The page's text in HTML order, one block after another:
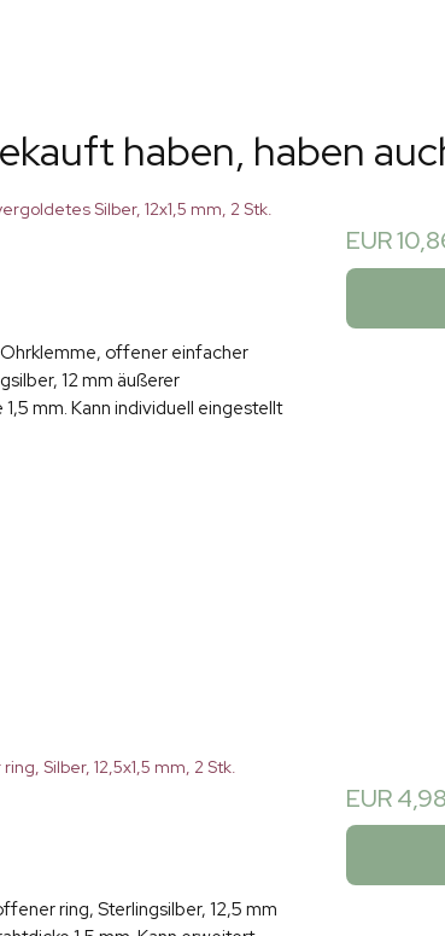
haben, haben
Silber, 12x1,5 mm, 2 Stk.
offener einfacher
12 mm äußerer
mm. Kann individuell eingestellt
EUR
Silber, 12,5x1,5 mm, 2 Stk.
ring, Sterlingsilber, 12,5 mm
EUR 4,98